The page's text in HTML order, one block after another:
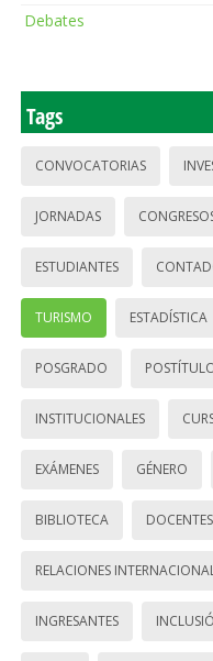
Debates
Tags
CONVOCATORIAS
JORNADAS
ESTUDIANTES
TURISMO ESTADÍSTICA
POSGRADO
INSTITUCIONALES
EXÁMENES GÉNERO
BIBLIOTECA DOCENTES
RELACIONES
INGRESANTES